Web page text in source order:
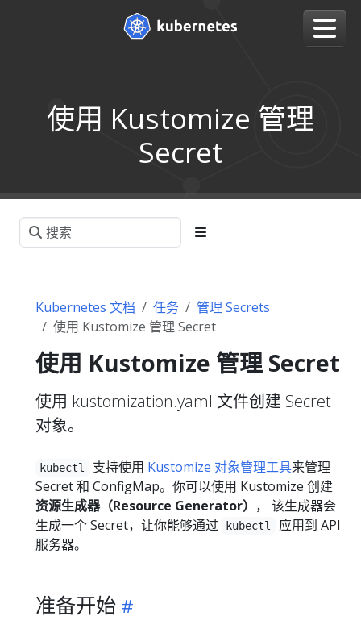
使用 Kustomize 管理
Secret
Kubernetes 文档 任务
管理 Secrets
使用 Kustomize 管理 Secret
使用 Kustomize 管理 Secret
使用 kustomization.yaml 文件创建 Secret
对象。
kubectl 支持使用 Kustomize 对象管理工具来管理
Secret 和 ConfigMap。你可以使用 Kustomize 创建
资源生成器（Resource Generator） ， 该生成器会
生成一个 Secret，让你能够通过
kubectl
应用到 API
服务器。
准备开始